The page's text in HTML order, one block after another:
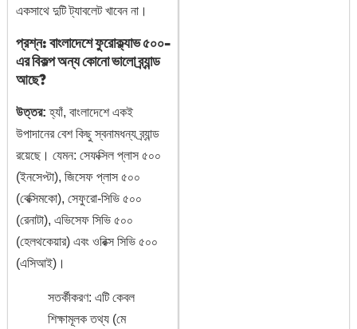
একসাথে দুটি ট্যাবলেট খাবেন না।
প্রশ্ন: বাংলাদেশে ফুরোক্ল্যাভ ৫০০-
এর বিকল্প অন্য কোনো ভালো ব্র্যান্ড
আছে?
উত্তর: হ্যাঁ, বাংলাদেশে একই
উপাদানের বেশ কিছু স্বনামধন্য ব্র্যান্ড
রয়েছে। যেমন: সেফক্সিল প্লাস ৫০০
(ইনসেপ্টা), জিসেফ প্লাস ৫০০
(বেক্সিমকো), সেফুরো-সিভি ৫০০
(রেনাটা), এভিসেফ সিভি ৫০০
(হেলথকেয়ার) এবং ওরিক্স সিভি ৫০০
(এসিআই)।
সতর্কীকরণ: এটি কেবল
শিক্ষামূলক তথ্য (মে